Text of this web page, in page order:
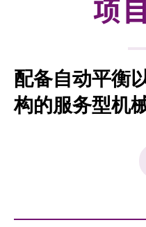
征求研发项目计
项目伙伴
活动及消息
项
配备自动平衡
构的服务型机